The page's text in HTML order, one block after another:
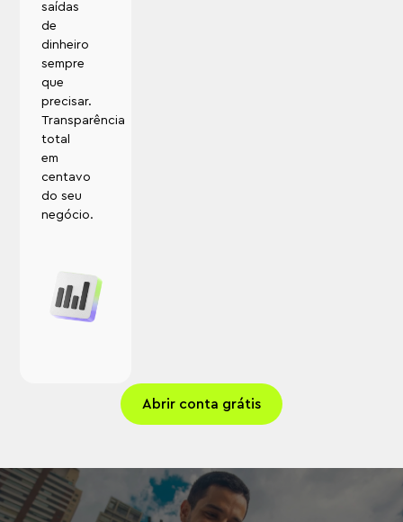
saídas
de
dinheiro
sempre
que
precisar.
Transparência
total
em
centavo
do seu
negócio.
Abrir conta grátis